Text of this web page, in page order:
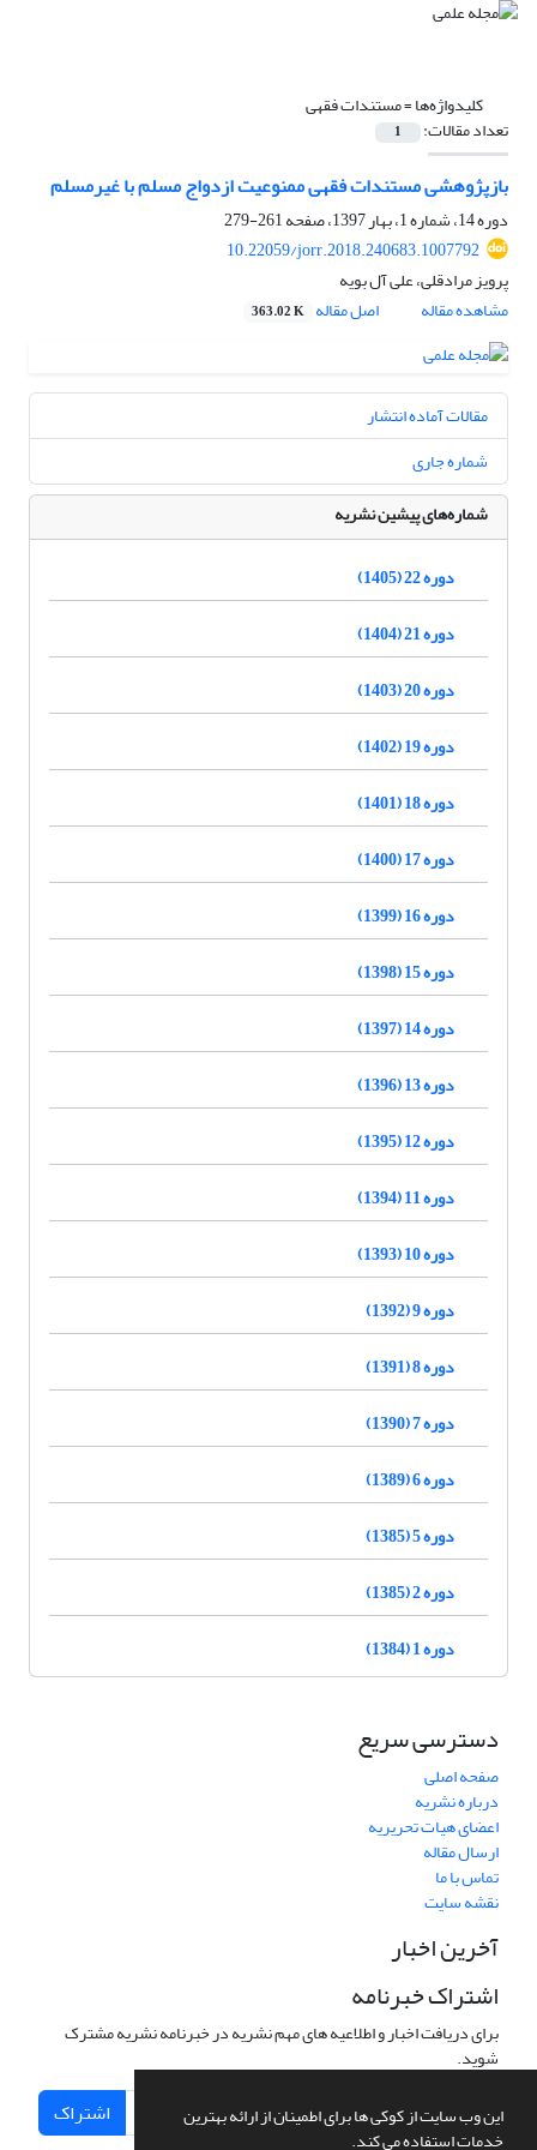
این وب سایت از کوکی ها برای اطمینان از ارائه بهترین
خدمات استفاده می کند.
کلیدواژه‌ها =مستندات فقهی
تعداد مقالات: 1
بازپژوهشی مستندات فقهی ممنوعیت ازدواج مسلم با غیرمسلم
دوره 14، شماره 1، بهار 1397، صفحه
261-279
10.22059/jorr.2018.240683.1007792
پرویز مرادقلی، علی آل بویه
مشاهده مقاله
اصل مقاله 363.02 K
مقالات آماده انتشار
شماره جاری
شماره‌های پیشین نشریه
دوره 22 (1405)
دوره 21 (1404)
دوره 20 (1403)
دوره 19 (1402)
دوره 18 (1401)
دوره 17 (1400)
دوره 16 (1399)
دوره 15 (1398)
دوره 14 (1397)
دوره 13 (1396)
دوره 12 (1395)
دوره 11 (1394)
دوره 10 (1393)
دوره 9 (1392)
دوره 8 (1391)
دوره 7 (1390)
دوره 6 (1389)
دوره 5 (1385)
دوره 2 (1385)
دوره 1 (1384)
دسترسی سریع
صفحه اصلی
درباره نشریه
اعضای هیات تحریریه
ارسال مقاله
تماس با ما
نقشه سایت
آخرین اخبار
اشتراک خبرنامه
برای دریافت اخبار و اطلاعیه های مهم نشریه در خبرنامه نشریه مشترک
شوید.
اشتراک